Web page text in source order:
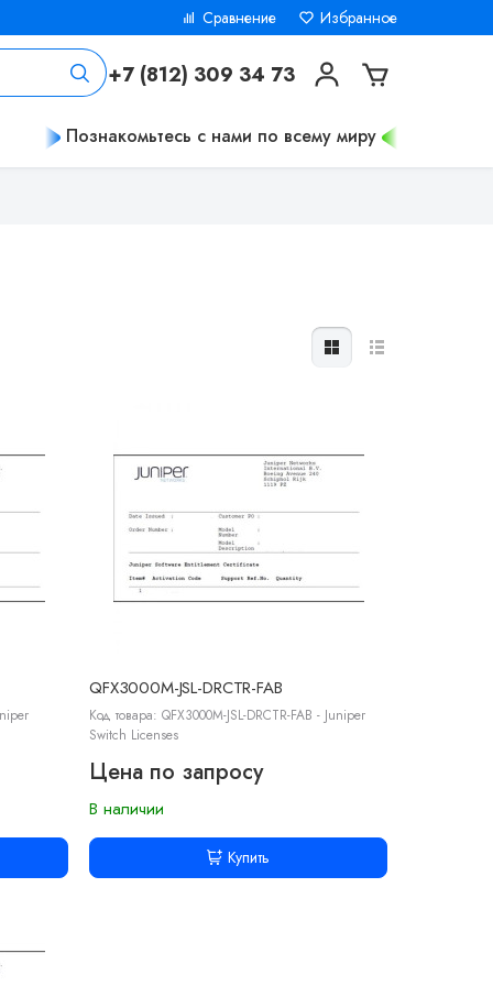
Сравнение Избранное
+7 (812) 309 34 73
Познакомьтесь с нами по всему миру
QFX3000M-JSL-DRCTR-FAB
Код товара: QFX3000M-JSL-DRCTR-FAB - Juniper
Switch Licenses
Цена по запросу
В наличии
Купить